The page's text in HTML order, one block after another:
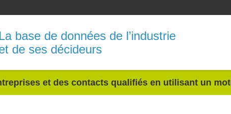
La base de données de l’industrie
de ses décideurs
et des contacts qualifiés en utilisant un